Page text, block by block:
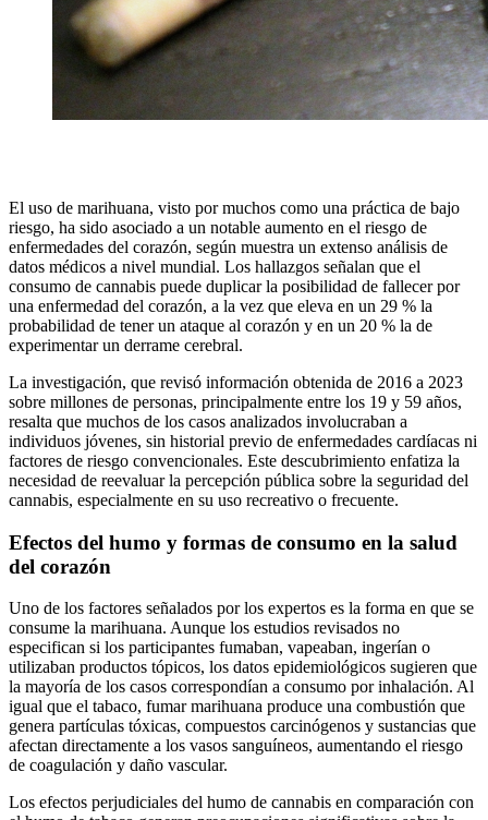
El uso de marihuana, visto por muchos como una práctica de bajo
riesgo, ha sido asociado a un notable aumento en el riesgo de
enfermedades del corazón, según muestra un extenso análisis de
datos médicos a nivel mundial. Los hallazgos señalan que el
consumo de cannabis puede duplicar la posibilidad de fallecer por
una enfermedad del corazón, a la vez que eleva en un 29 % la
probabilidad de tener un ataque al corazón y en un 20 % la de
experimentar un derrame cerebral.
La investigación, que revisó información obtenida de 2016 a 2023
sobre millones de personas, principalmente entre los 19 y 59 años,
resalta que muchos de los casos analizados involucraban a
individuos jóvenes, sin historial previo de enfermedades cardíacas ni
factores de riesgo convencionales. Este descubrimiento enfatiza la
necesidad de reevaluar la percepción pública sobre la seguridad del
cannabis, especialmente en su uso recreativo o frecuente.
Efectos del humo y formas de consumo en la salud
del corazón
Uno de los factores señalados por los expertos es la forma en que se
consume la marihuana. Aunque los estudios revisados no
especifican si los participantes fumaban, vapeaban, ingerían o
utilizaban productos tópicos, los datos epidemiológicos sugieren que
la mayoría de los casos correspondían a consumo por inhalación. Al
igual que el tabaco, fumar marihuana produce una combustión que
genera partículas tóxicas, compuestos carcinógenos y sustancias que
afectan directamente a los vasos sanguíneos, aumentando el riesgo
de coagulación y daño vascular.
Los efectos perjudiciales del humo de cannabis en comparación con